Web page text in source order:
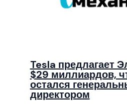
Tesla предлагает
$29 миллиардов,
остался
директором